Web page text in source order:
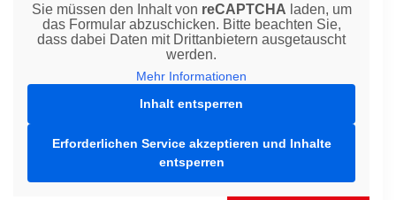
Sie müssen den Inhalt von reCAPTCHA laden, um
das Formular abzuschicken. Bitte beachten Sie,
dass dabei Daten mit Drittanbietern ausgetauscht
werden.
Mehr Informationen
Inhalt entsperren
Erforderlichen Service akzeptieren und Inhalte
entsperren